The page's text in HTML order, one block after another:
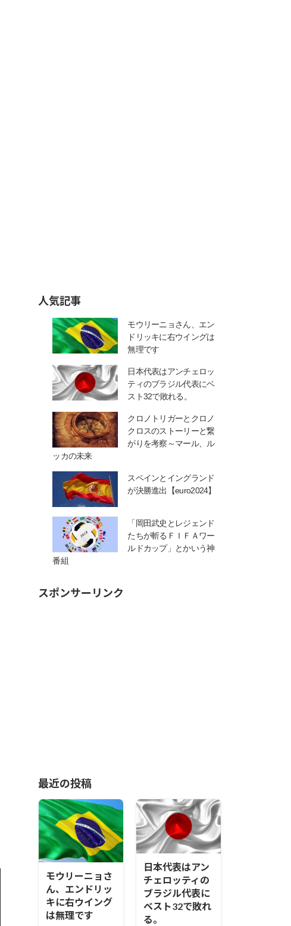
人気記事
モウリーニョさん、エン
ドリッキに右ウイングは
無理です
日本代表はアンチェロッ
ティのブラジル代表にベ
スト32で敗れる。
クロノトリガーとクロノ
クロスのストーリーと繋
がりを考察～マール、ル
ッカの未来
スペインとイングランド
が決勝進出【euro2024】
「岡田武史とレジェンド
たちが斬るＦＩＦＡワー
ルドカップ」とかいう神
番組
スポンサーリンク
最近の投稿
モウリーニョさ
ん、エンドリッ
キに右ウイング
は無理です
日本代表はアン
チェロッティの
ブラジル代表に
ベスト32で敗れ
る。